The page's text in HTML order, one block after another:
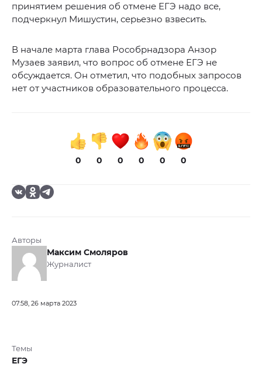
принятием решения об отмене ЕГЭ надо все,
подчеркнул Мишустин, серьезно взвесить.
В начале марта глава Рособрнадзора Анзор
Музаев заявил, что вопрос об отмене ЕГЭ не
обсуждается. Он отметил, что подобных запросов
нет от участников образовательного процесса.
0 0 0 0 0 0
Авторы
Максим Смоляров
Журналист
07:58, 26 марта 2023
Темы
ЕГЭ